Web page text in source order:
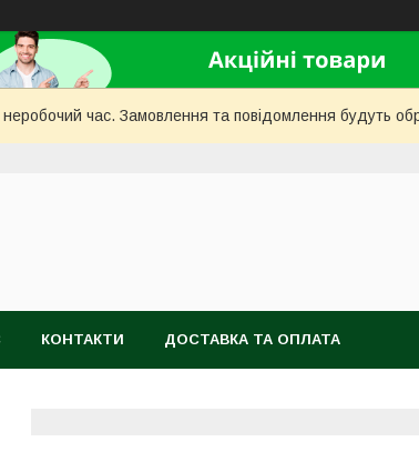
неробочий час. Замовлення та повідомлення будуть
КОНТАКТИ ДОСТАВКА ТА ОПЛАТА